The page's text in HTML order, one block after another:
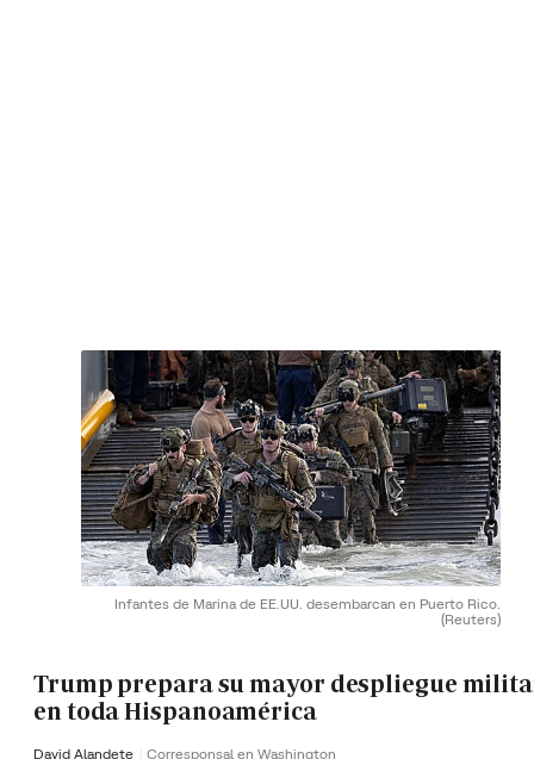
Infantes de Marina de EE.UU. desembarcan en Puerto Rico.
(Reuters)
Trump prepara su mayor despliegue
en toda Hispanoamérica
David Alandete Corresponsal en Washington